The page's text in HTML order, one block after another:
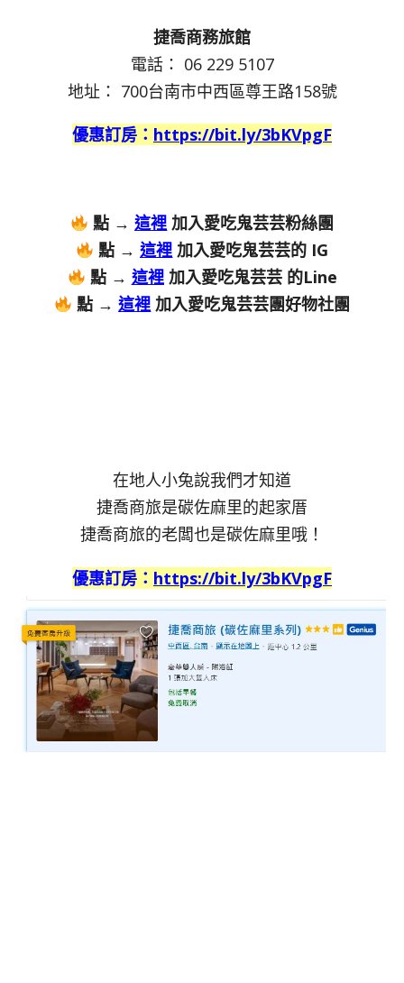
捷喬商務旅館
電話： 06 229 5107
地址： 700台南市中西區尊王路158號
優惠訂房： https://bit.ly/3bKVpgF
點 → 這裡 加入愛吃鬼芸芸粉絲團
點 →這裡 加入愛吃鬼芸芸的 IG
點 → 這裡加入愛吃鬼芸芸 的Line
點 → 這裡 加入愛吃鬼芸芸團好物社團
在地人小兔說我們才知道
捷喬商旅是碳佐麻里的起家厝
捷喬商旅的老闆也是碳佐麻里哦！
優惠訂房： https://bit.ly/3bKVpgF